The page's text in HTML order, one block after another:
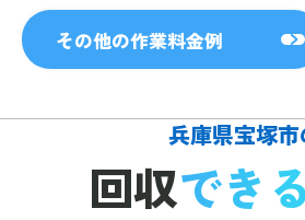
その他の作業料金例
兵庫県宝塚市
回収でき